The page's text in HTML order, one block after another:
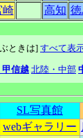
崎 高知
ときは] すべて表
甲信越 北陸・中部
SL写真館
webギャラリー